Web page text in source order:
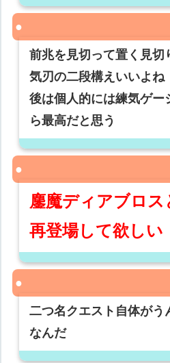
前兆を見切って置く見切
気刃の二段構えいいよね
後は個人的には練気ゲー
ら最高だと思う
鏖魔ディアブロ
再登場して欲しい
二つ名クエスト自体がう
なんだ